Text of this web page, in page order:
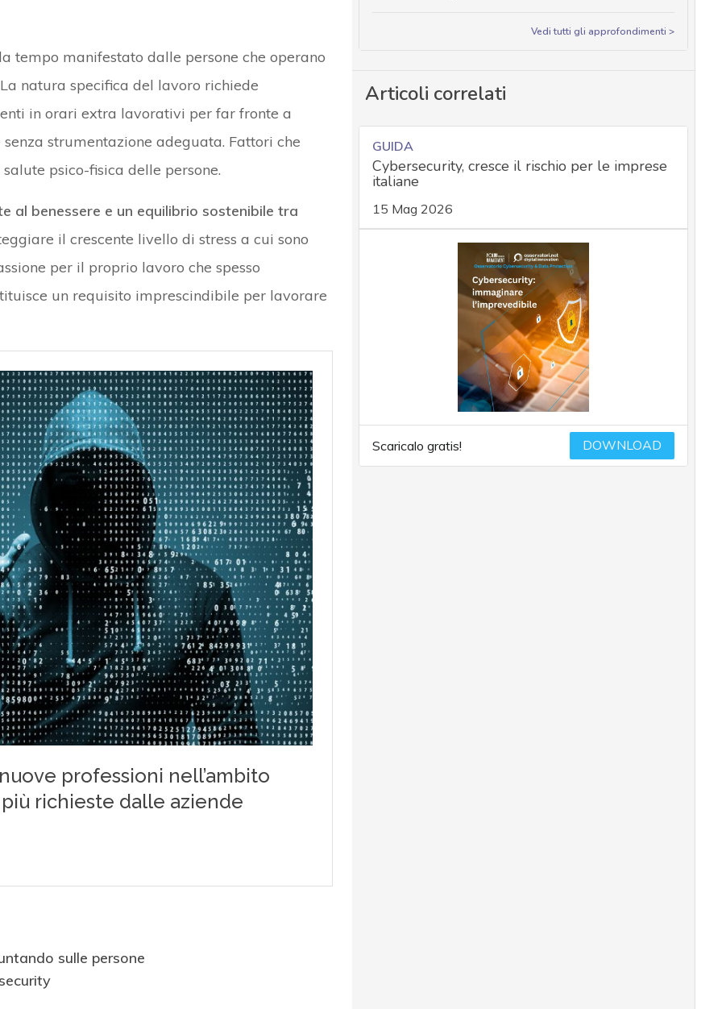
tempo manifestato dalle persone che operano
natura specifica del lavoro richiede
in orari extra lavorativi per far fronte a
strumentazione adeguata. Fattori che
psico-fisica delle persone.
al benessere e un equilibrio sostenibile tra
il crescente livello di stress a cui sono
per il proprio lavoro che spesso
un requisito imprescindibile per lavorare
sulle persone
Vedi tutti gli approfondimenti >
Articoli correlati
GUIDA
Cybersecurity, cresce il rischio per le imprese
italiane
15 Mag 2026
Scaricalo gratis! DOWNLOAD